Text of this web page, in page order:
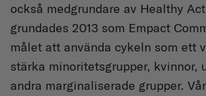
också medgrundare av Healthy
grundades 2013 som Empact
målet att använda cykeln som ett
stärka minoritetsgrupper, kvinnor,
andra marginaliserade grupper.